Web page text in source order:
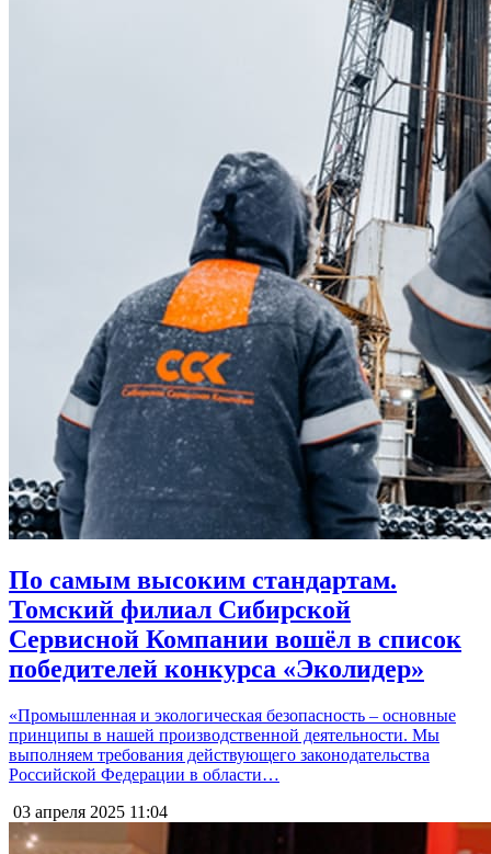
По самым высоким стандартам.
Томский филиал Сибирской
Сервисной Компании вошёл в список
победителей конкурса «Эколидер»
«Промышленная и экологическая безопасность – основные
принципы в нашей производственной деятельности. Мы
выполняем требования действующего законодательства
Российской Федерации в области…
03 апреля 2025 11:04